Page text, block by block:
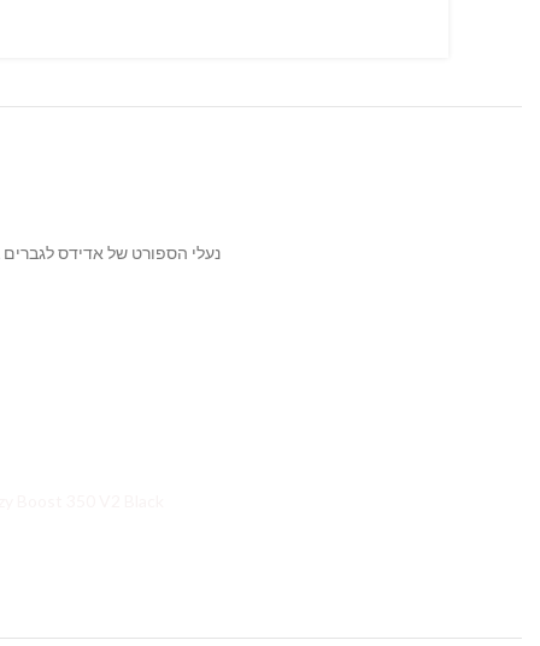
נעלי הספורט של אדידס